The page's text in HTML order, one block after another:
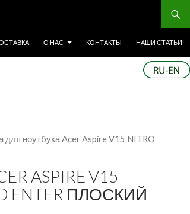
О НАС КОНТАКТЫ НАШИ СТАТЬИ
для ноутбука Acer Aspire V15 NITRO
ASPIRE V15
ENTER ПЛОСКИЙ